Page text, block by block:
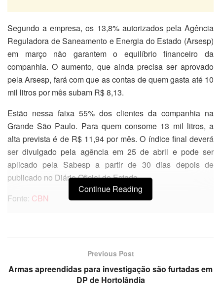
Segundo a empresa, os 13,8% autorizados pela Agência
Reguladora de Saneamento e Energia do Estado (Arsesp)
em março não garantem o equilíbrio financeiro da
companhia. O aumento, que ainda precisa ser aprovado
pela Arsesp, fará com que as contas de quem gasta até 10
mil litros por mês subam R$ 8,13.
Estão nessa faixa 55% dos clientes da companhia na
Grande São Paulo. Para quem consome 13 mil litros, a
alta prevista é de R$ 11,94 por mês. O índice final deverá
ser divulgado pela agência em 25 de abril e pode ser
aplicado pela Sabesp a partir de 30 dias depois de
publicado no Diário Oficial do Estado
Fonte: CBN
Continue Reading
Previous Post
Armas apreendidas para investigação são furtadas em
DP de Hortolândia